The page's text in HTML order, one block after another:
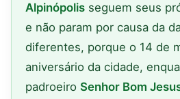
Alpinópolis seguem seus
e não param por causa da
diferentes, porque o 14 de
aniversário da cidade,
padroeiro Senhor Bom